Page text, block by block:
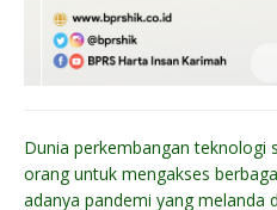
Dunia perkembangan teknologi
orang untuk mengakses
adanya pandemi yang melanda